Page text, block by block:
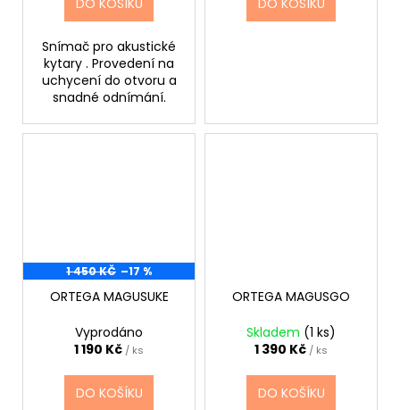
Snímač pro akustické
kytary . Provedení na
uchycení do otvoru a
snadné odnímání.
1 450 KČ –17 %
ORTEGA MAGUSUKE
Vyprodáno
1 190 Kč / ks
DO KOŠÍKU
ORTEGA MAGUSGO
Skladem (1 ks)
1 390 Kč / ks
DO KOŠÍKU